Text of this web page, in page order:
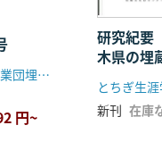
栃木県文化振興事業団埋蔵文化財センター(とちぎ生涯学習文化財団埋蔵文化財センター)
円~
研究紀
木県の埋
新刊 在庫